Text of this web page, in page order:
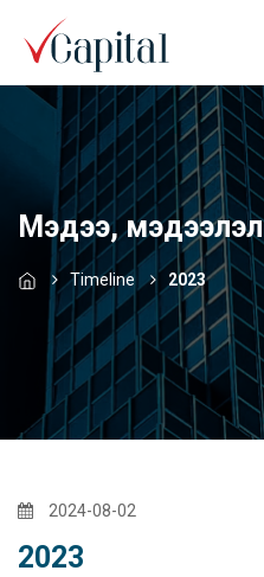
Мэдээ, мэдээлэл
Timeline 2023
2024-08-02
2023